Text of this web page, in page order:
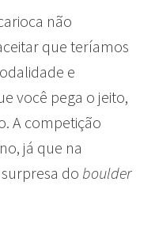
não
que teríamos
e
você pega o jeito,
A competição
já que na
do boulder